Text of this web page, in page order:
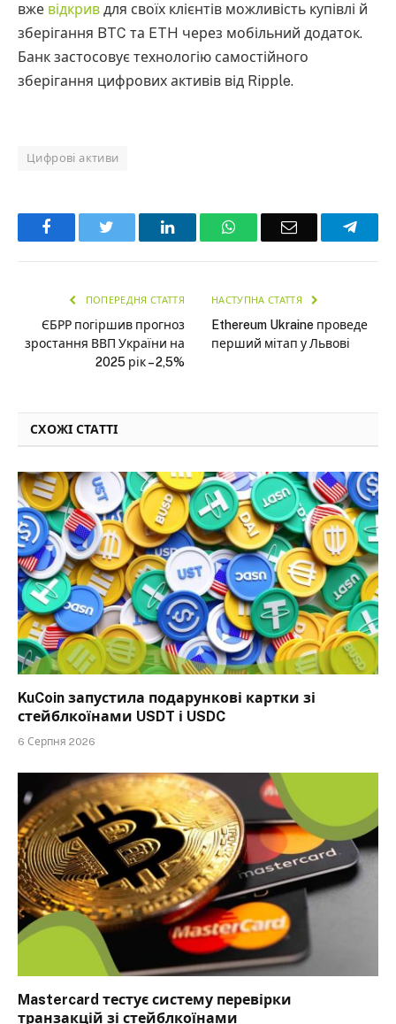
вже відкрив для своїх клієнтів можливість купівлі й
зберігання BTC та ETH через мобільний додаток.
Банк застосовує технологію самостійного
зберігання цифрових активів від Ripple.
Цифрові активи
Facebook LinkedInWhatsAppEmail
ПОПЕРЕДНЯ СТАТТЯ
ЄБРР погіршив прогноз
зростання ВВП України на
2025 рік – 2,5%
НАСТУПНА СТАТТЯ
Ethereum Ukraine проведе
перший мітап у Львові
СХОЖІ СТАТТІ
KuCoin запустила подарункові картки зі
стейблкоїнами USDT і USDC
6 Серпня 2026
Mastercard тестує систему перевірки
транзакцій зі стейблкоїнами